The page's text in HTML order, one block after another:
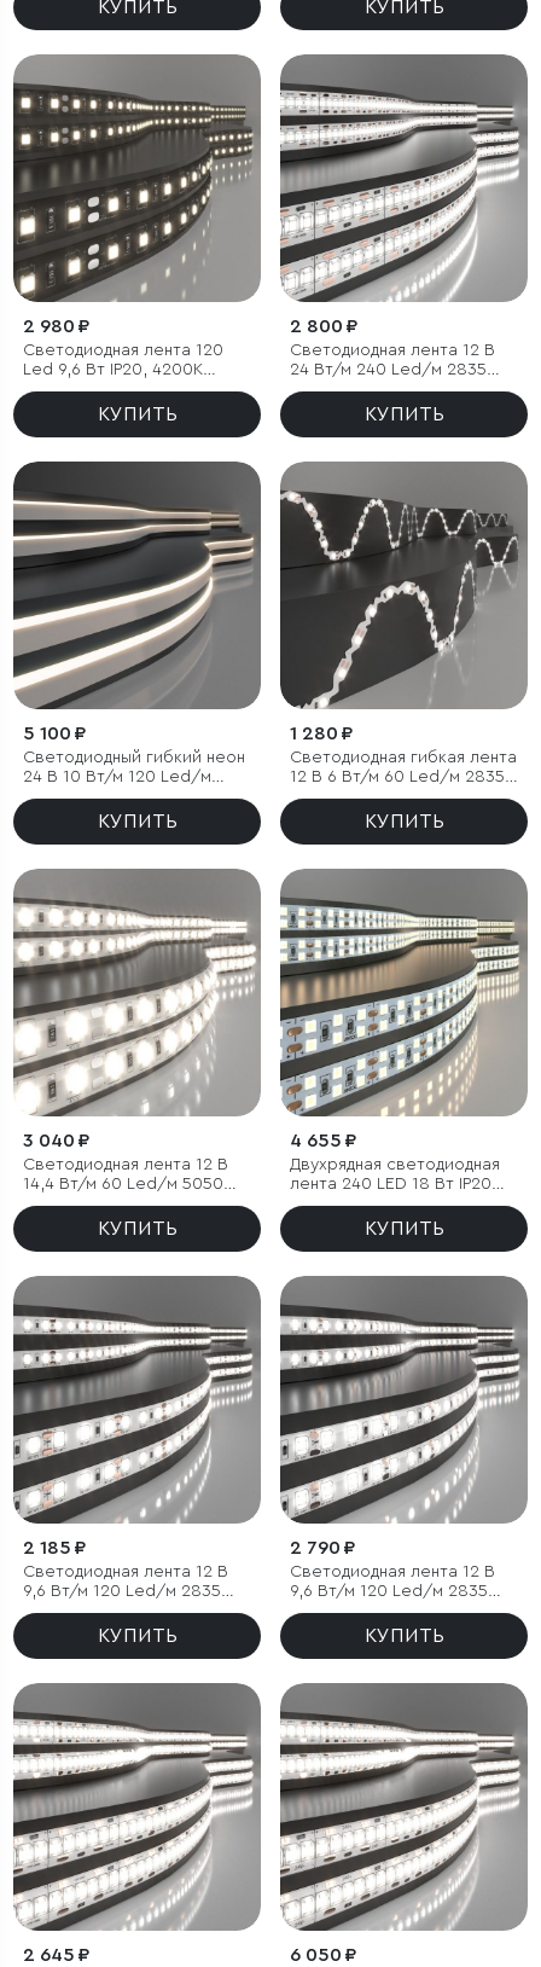
КУПИТЬ КУПИТЬ
2 980 ₽
Светодиодная лента 120
Led 9,6 Вт IP20, 4200K
дневной белый, 5 м
КУПИТЬ
2 800 ₽
Светодиодная лента 12 В
24 Вт/м 240 Led/м 2835
IP20, дневной белый 4200
КУПИТЬ
5 100 ₽
Светодиодный гибкий неон
24 В 10 Вт/м 120 Led/м
2835 IP65, дневной белый
4200K, 5мКУПИТЬ
1 280 ₽
Светодиодная гибкая лента
12 В 6 Вт/м 60 Led/м 2835
IP20, дневной белый 4200K,
КУПИТЬ
3 040 ₽
Светодиодная лента 12 В
14,4 Вт/м 60 Led/м 5050
IP65, дневной белый 4200К,
КУПИТЬ
4 655 ₽
Двухрядная светодиодная
лента 240 LED 18 Вт IP20
4200К дневной белый, 5м
КУПИТЬ
2 185 ₽
Светодиодная лента 12 В
9,6 Вт/м 120 Led/м 2835
IP20, дневной белый 4200К,
КУПИТЬ
2 790 ₽
Светодиодная лента 12 В
9,6 Вт/м 120 Led/м 2835
IP65, дневной белый 4200K,
КУПИТЬ
2 645 ₽ 6 050 ₽